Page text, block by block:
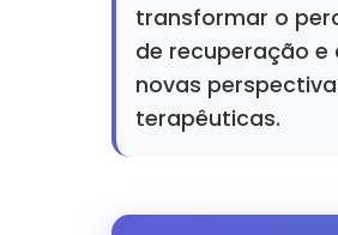
transformar o
de recuperação e
novas
terapêuticas.